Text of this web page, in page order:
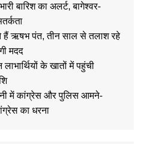
बारिश का अलर्ट, बागेश्वर-
हैं ऋषभ पंत, तीन साल से तलाश रहे
मदद
के खातों में पहुंची
में कांग्रेस और पुलिस आमने-
का धरना